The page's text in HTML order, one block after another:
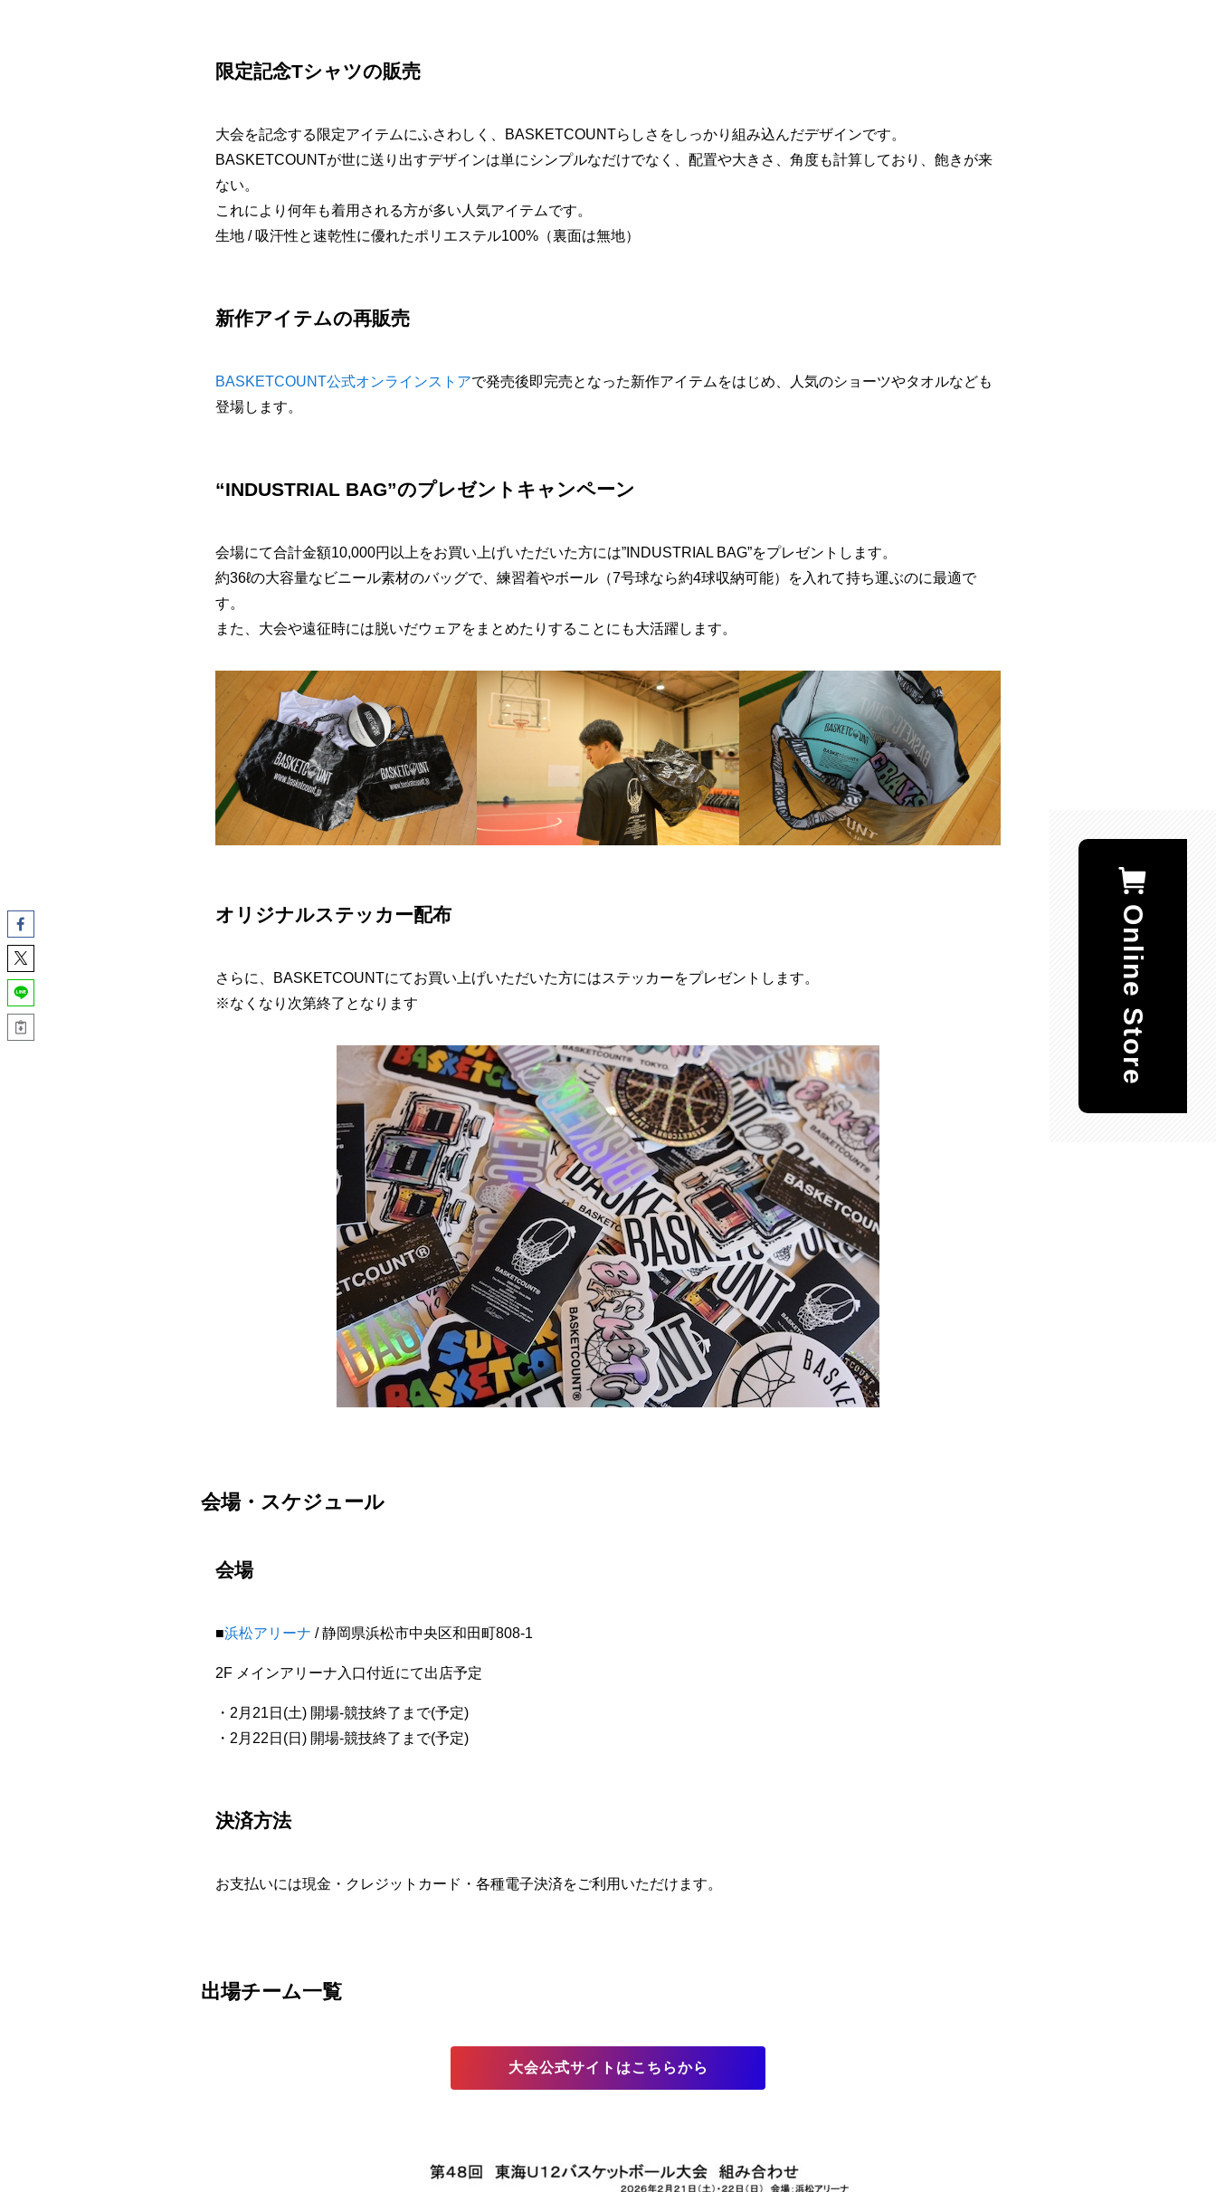
限定記念Tシャツの販売
大会を記念する限定アイテムにふさわしく、BASKETCOUNTらしさをしっかり組み込んだデザインです。
BASKETCOUNTが世に送り出すデザインは単にシンプルなだけでなく、配置や大きさ、角度も計算しており、飽きが来
ない。
これにより何年も着用される方が多い人気アイテムです。
生地 / 吸汗性と速乾性に優れたポリエステル100%（裏面は無地）
新作アイテムの再販売
BASKETCOUNT公式オンラインストアで発売後即完売となった新作アイテムをはじめ、人気のショーツやタオルなども
登場します。
“INDUSTRIAL BAG”のプレゼントキャンペーン
会場にて合計金額10,000円以上をお買い上げいただいた方には”INDUSTRIAL BAG”をプレゼントします。
約36ℓの大容量なビニール素材のバッグで、練習着やボール（7号球なら約4球収納可能）を入れて持ち運ぶのに最適で
す。
また、大会や遠征時には脱いだウェアをまとめたりすることにも大活躍します。
オリジナルステッカー配布
さらに、BASKETCOUNTにてお買い上げいただいた方にはステッカーをプレゼントします。
※なくなり次第終了となります
会場・スケジュール
会場
■浜松アリーナ / 静岡県浜松市中央区和田町808-1
2F メインアリーナ入口付近にて出店予定
・2月21日(土) 開場-競技終了まで(予定)
・2月22日(日) 開場-競技終了まで(予定)
決済方法
お支払いには現金・クレジットカード・各種電子決済をご利用いただけます。
出場チーム一覧
大会公式サイトはこちらから
Online Store